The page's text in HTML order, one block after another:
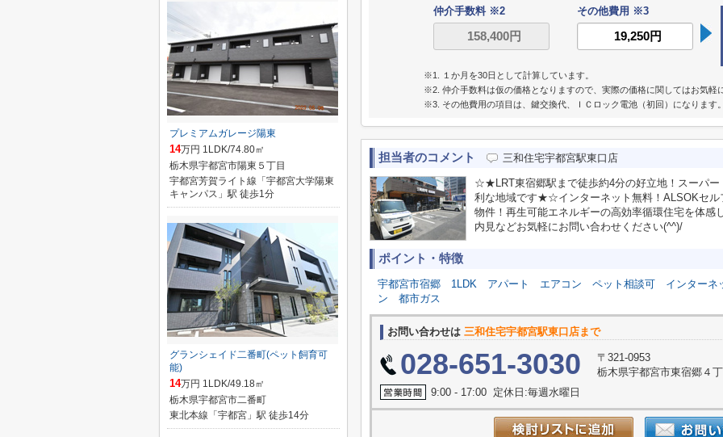
仲介手数料 ※2 その他費用 ※3
※1. １か月を30日として計算しています。
※2. 仲介手数料は仮の価格となりますので、実際の価格に関してはお気軽
※3. その他費用の項目は、鍵交換代、ＩＣロック電池（初回）になります
担当者のコメント 三和住宅宇都宮駅東口店
☆★LRT東宿郷駅まで徒歩約4分の好立地！スーパー
利な地域です★☆インターネット無料！ALSOKセル
物件！再生可能エネルギーの高効率循環住宅を体感
内見などお気軽にお問い合わせください(^^)/
ポイント・特徴
宇都宮市宿郷 1LDK アパート エアコン ペット相談可
インターネ
ン
都市ガス
お問い合わせは 三和住宅宇都宮駅東口店まで
028-651-3030
〒321-0953
栃木県宇都宮市東宿郷４
9:00 - 17:00 定休日:毎週水曜日
プレミアムガレージ陽東
14万円 1LDK/74.80㎡
栃木県宇都宮市陽東５丁目
宇都宮芳賀ライト線「宇都宮大学陽東
キャンパス」駅 徒歩1分
グランシェイド二番町(ペット飼育可
能)
14万円 1LDK/49.18㎡
栃木県宇都宮市二番町
東北本線「宇都宮」駅 徒歩14分